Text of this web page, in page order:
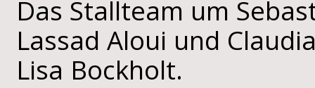
Das Stallteam um
Lassad Aloui und
Lisa Bockholt.